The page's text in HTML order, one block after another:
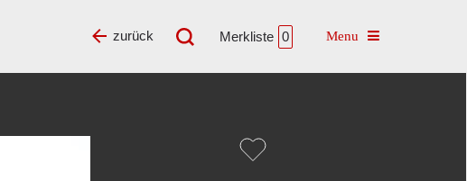
Merkliste 0 Toggle navigation
zurück